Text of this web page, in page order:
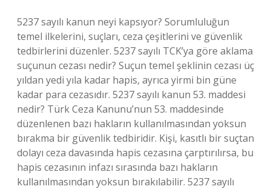
5237 sayılı kanun neyi kapsıyor? Sorumluluğun
temel ilkelerini, suçları, ceza çeşitlerini ve güvenlik
tedbirlerini düzenler. 5237 sayılı TCK’ya göre aklama
suçunun cezası nedir? Suçun temel şeklinin cezası üç
yıldan yedi yıla kadar hapis, ayrıca yirmi bin güne
kadar para cezasıdır. 5237 sayılı kanun 53. maddesi
nedir? Türk Ceza Kanunu’nun 53. maddesinde
düzenlenen bazı hakların kullanılmasından yoksun
bırakma bir güvenlik tedbiridir. Kişi, kasıtlı bir suçtan
dolayı ceza davasında hapis cezasına çarptırılırsa, bu
hapis cezasının infazı sırasında bazı hakların
kullanılmasından yoksun bırakılabilir. 5237 sayılı